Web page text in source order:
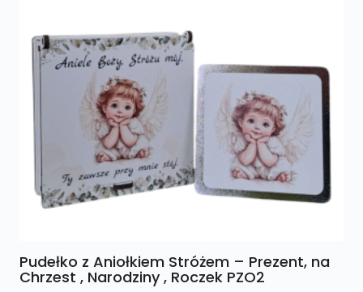
Pudełko z Aniołkiem Stróżem – Prezent, na
Chrzest , Narodziny , Roczek PZO2